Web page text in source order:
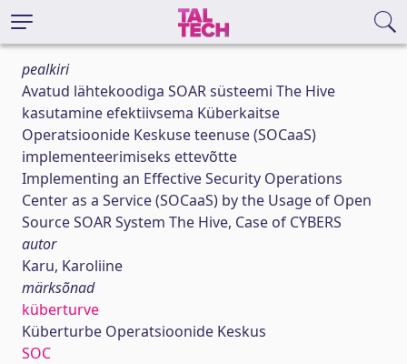
pealkiri
Avatud lähtekoodiga SOAR süsteemi The Hive
kasutamine efektiivsema Küberkaitse
Operatsioonide Keskuse teenuse (SOCaaS)
implementeerimiseks ettevõtte
Implementing an Effective Security Operations
Center as a Service (SOCaaS) by the Usage of Open
Source SOAR System The Hive, Case of CYBERS
autor
Karu, Karoliine
märksõnad
küberturve
Küberturbe Operatsioonide Keskus
SOC